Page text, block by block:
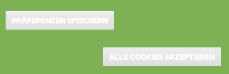
virtuelle Meetingraum von Interlake Learning.
PRÄFERENZEN SPEICHERN
ALLE COOKIES AKZEPTIEREN